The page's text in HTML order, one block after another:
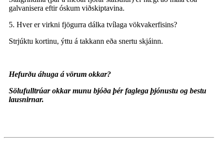
galvanisera eftir óskum viðskiptavina.
5. Hver er virkni fjögurra dálka tvílaga vökvakerfisins?
Strjúktu kortinu, ýttu á takkann eða snertu skjáinn.
Hefurðu áhuga á vörum okkar?
Sölufulltrúar okkar munu bjóða þér faglega þjónustu og bestu
lausnirnar.